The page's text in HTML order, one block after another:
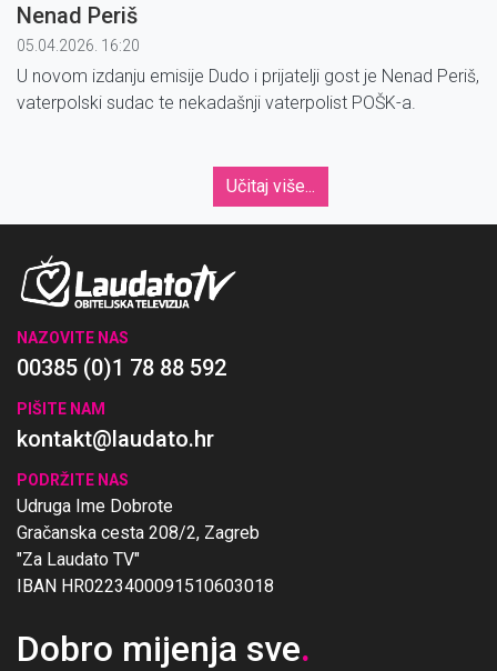
Nenad Periš
05.04.2026. 16:20
U novom izdanju emisije Dudo i prijatelji gost je Nenad Periš,
vaterpolski sudac te nekadašnji vaterpolist POŠK-a.
Učitaj više...
NAZOVITE NAS
00385 (0)1 78 88 592
PIŠITE NAM
kontakt@laudato.hr
PODRŽITE NAS
Udruga Ime Dobrote
Gračanska cesta 208/2, Zagreb
"Za Laudato TV"
IBAN HR0223400091510603018
Dobro mijenja sve.